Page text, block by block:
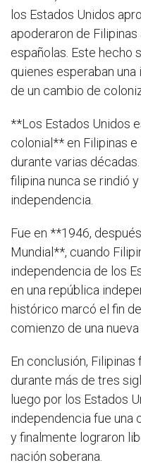
los Estados Unidos
apoderaron de
españolas. Este hecho
quienes esperaban
de un cambio de
**Los Estados Unidos
colonial** en Filipinas
durante varias
filipina nunca se rindió
independencia.
Fue en **1946,
Mundial**, cuando
independencia de los
en una república
histórico marcó el fin
comienzo de una nueva
En conclusión,
durante más de tres
luego por los Estados
independencia fue una
y finalmente lograron
nación soberana.